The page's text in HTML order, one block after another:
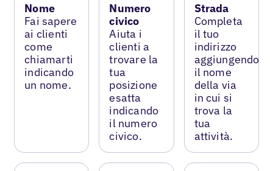
Nome
Fai sapere
ai clienti
come
chiamarti
indicando
un nome.
Numero
civico
Aiuta i
clienti a
trovare la
tua
posizione
esatta
indicando
il numero
civico.
Strada
Completa
il tuo
indirizzo
aggiungendo
il nome
della via
in cui si
trova la
tua
attività.